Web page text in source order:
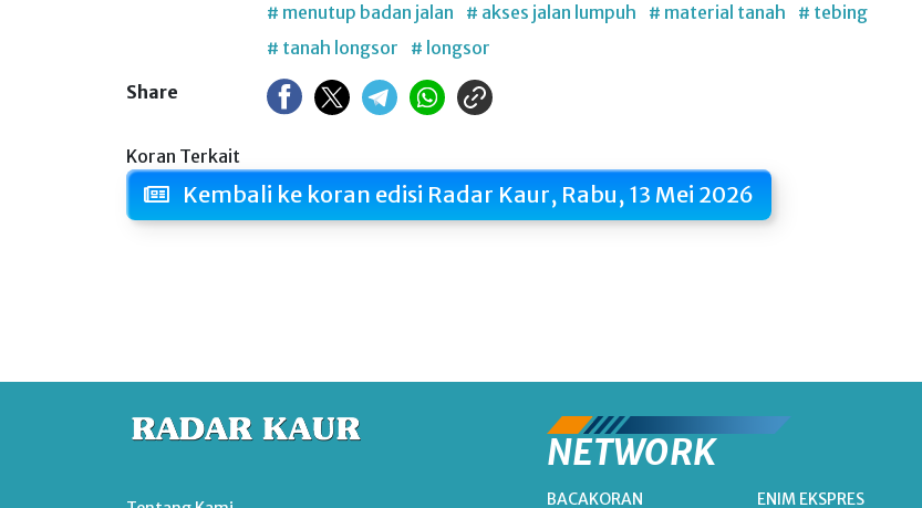
# menutup badan jalan
# akses jalan lumpuh # material tanah
# tebing
# tanah longsor
# longsor
Share
Koran Terkait
Kembali ke koran edisi Radar Kaur, Rabu, 13 Mei 2026
NETWORK
BACAKORAN ENIM EKSPRES